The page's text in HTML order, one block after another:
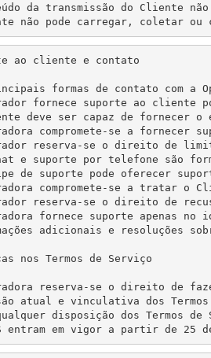
da transmissão do Cliente
não pode carregar, coletar ou
ao cliente e contato
formas de contato com a
fornece suporte ao cliente
deve ser capaz de fornecer
compromete-se a fornecer
reserva-se o direito de
e suporte por telefone são
de suporte pode oferecer
compromete-se a tratar o
reserva-se o direito de
fornece suporte apenas
adicionais e resoluções
nos Termos de Serviço
reserva-se o direito de
atual e vinculativa dos
disposição dos Termos
entram em vigor a partir de 25